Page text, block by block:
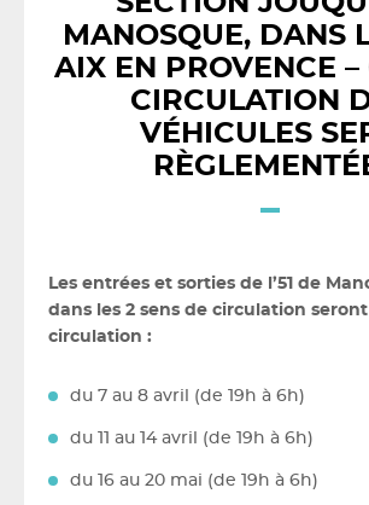
MANOSQUE, DANS
AIX EN PROVENCE –
CIRCULATION
VÉHICULES
Les entrées et sorties de l’51 de
dans les 2 sens de circulation
circulation :
du 7 au 8 avril (de 19h à 6h)
du 11 au 14 avril (de 19h à 6h)
du 16 au 20 mai (de 19h à 6h)